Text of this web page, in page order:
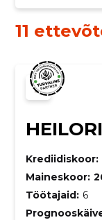
11
Krediidiskoor:
Maineskoor:
Töötajaid: 6